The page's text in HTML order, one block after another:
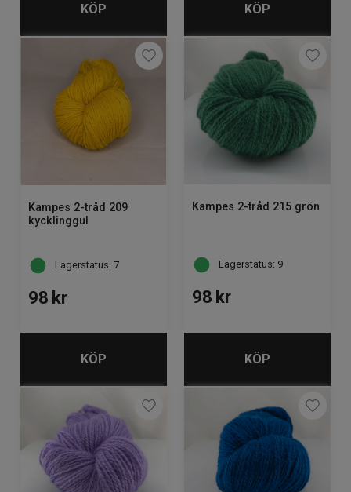
KÖP KÖP
Kampes 2-tråd 209
kycklinggul
Lagerstatus: 7
98 kr
KÖP
Kampes 2-tråd 215 grön
Lagerstatus: 9
98 kr
KÖP